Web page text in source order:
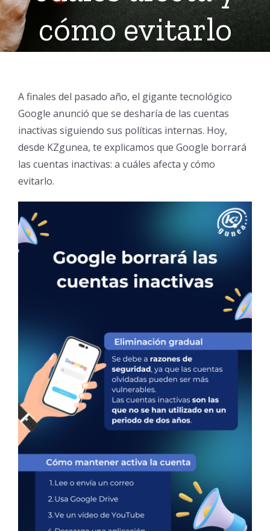
cómo evitarlo
A finales del pasado año, el gigante tecnológico
Google anunció que se desharía de las cuentas
inactivas siguiendo sus políticas internas. Hoy,
desde KZgunea, te explicamos que Google borrará
las cuentas inactivas: a cuáles afecta y cómo
evitarlo.